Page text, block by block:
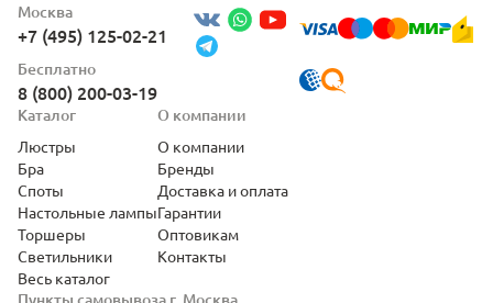
Москва
+7 (495) 125-02-21
Бесплатно
8 (800) 200-03-19
Каталог
Люстры
Бра
Споты
Настольные лампы
Торшеры
Светильники
Весь каталог
О компании
О компании
Бренды
Доставка и оплата
Гарантии
Оптовикам
Контакты